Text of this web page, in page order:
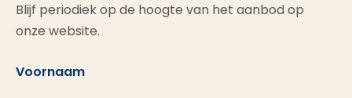
Blijf periodiek op de hoogte van het aanbod op
onze website.
Voornaam